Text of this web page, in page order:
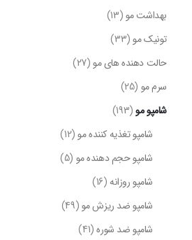
بهداشت مو(13)
تونیک مو(33)
حالت دهنده های مو(27)
سرم مو (25)
شامپو مو(193)
شامپو تغذیه کننده مو(12)
شامپو حجم دهنده مو (5)
شامپو روزانه(16)
شامپو ضد ریزش مو(49)
شامپو ضد شوره (41)